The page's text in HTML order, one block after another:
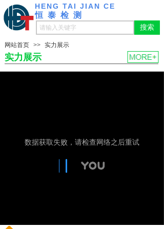
网站首页 >> 实力展示
实力展示
HENG TAI JIAN CE
搜索
恒泰检测